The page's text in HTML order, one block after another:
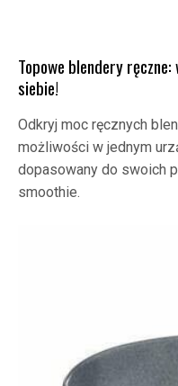
Topowe blendery
siebie!
Odkryj moc ręcznych
możliwości w jednym
dopasowany do swoich
smoothie.